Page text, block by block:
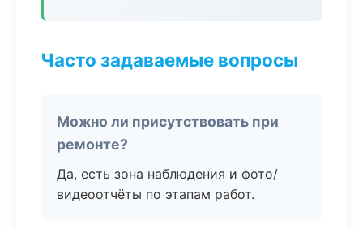
Часто задаваемые вопросы
Можно ли присутствовать при
ремонте?
Да, есть зона наблюдения и фото/
видеоотчёты по этапам работ.